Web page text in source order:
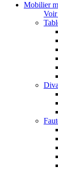
Mobilier
Voir